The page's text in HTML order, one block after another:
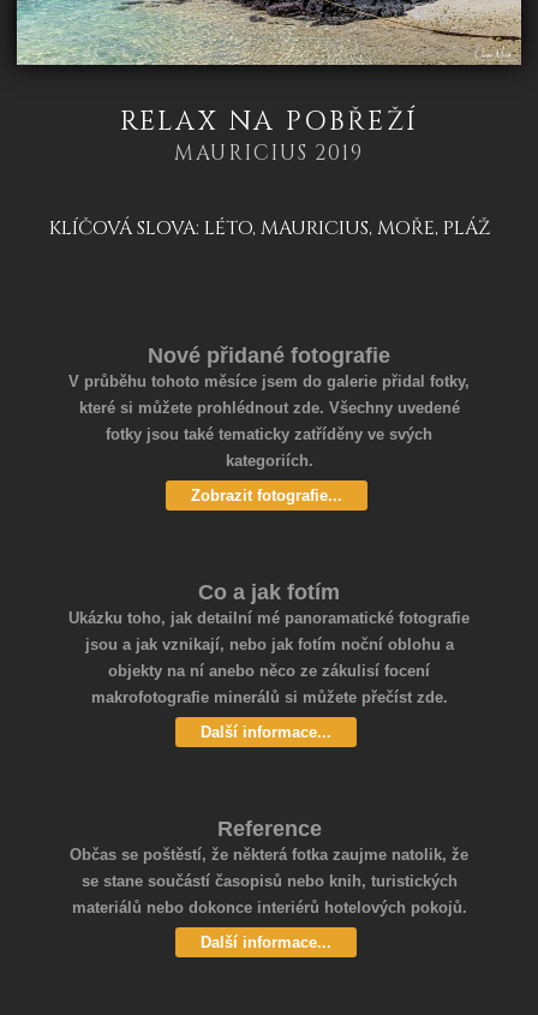
RELAX NA POBŘEŽÍ
MAURICIUS 2019
KLÍČOVÁ SLOVA: LÉTO,MAURICIUS,MOŘE, PLÁŽ
Nové přidané fotografie
V průběhu tohoto měsíce jsem do galerie přidal fotky,
které si můžete prohlédnout zde. Všechny uvedené
fotky jsou také tematicky zatříděny ve svých
kategoriích.
Zobrazit fotografie...
Co a jak fotím
Ukázku toho, jak detailní mé panoramatické fotografie
jsou a jak vznikají, nebo jak fotím noční oblohu a
objekty na ní anebo něco ze zákulisí focení
makrofotografie minerálů si můžete přečíst zde.
Další informace...
Reference
Občas se poštěstí, že některá fotka zaujme natolik, že
se stane součástí časopisů nebo knih, turistických
materiálů nebo dokonce interiérů hotelových pokojů.
Další informace...